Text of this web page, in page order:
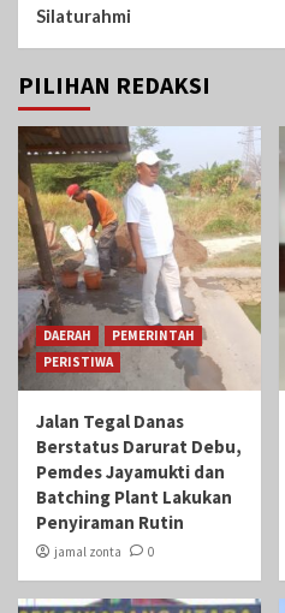
Silaturahmi
PILIHAN REDAKSI
DAERAH
PEMERINTAH
PERISTIWA
Jalan Tegal Danas
Berstatus Darurat Debu,
Pemdes Jayamukti dan
Batching Plant Lakukan
Penyiraman Rutin
jamal zonta 0